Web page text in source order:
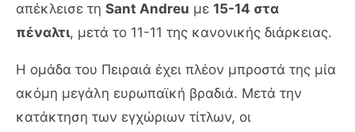
απέκλεισε τη Sant Andreu με 15-14 στα
πέναλτι, μετά το 11-11 της κανονικής διάρκειας.
Η ομάδα του Πειραιά έχει πλέον μπροστά της μία
ακόμη μεγάλη ευρωπαϊκή βραδιά. Μετά την
κατάκτηση των εγχώριων τίτλων, οι